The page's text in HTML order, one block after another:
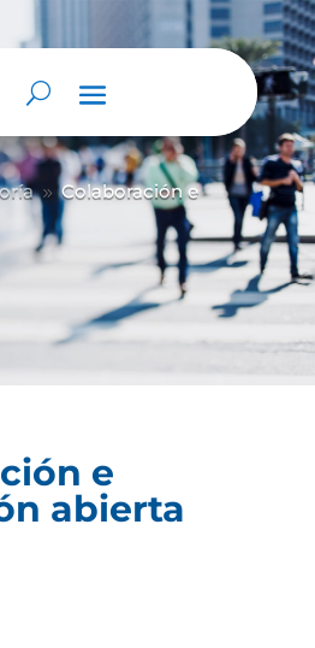
9 Colaboración e
e
abierta